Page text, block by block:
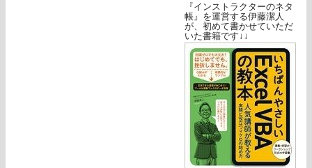
『インストラクターのネタ
帳』を運営する伊藤潔人
が、初めて書かせていただ
いた書籍です↓↓